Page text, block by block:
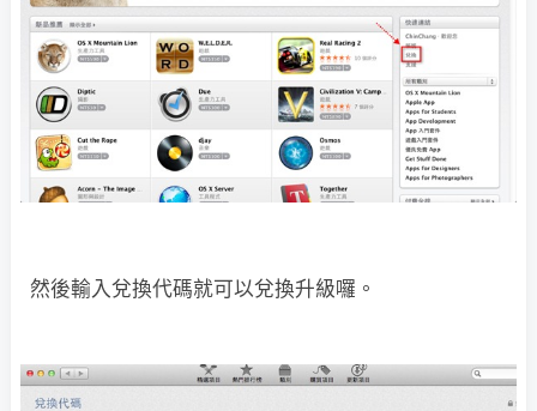
然後輸入兌換代碼就可以兌換升級囉。